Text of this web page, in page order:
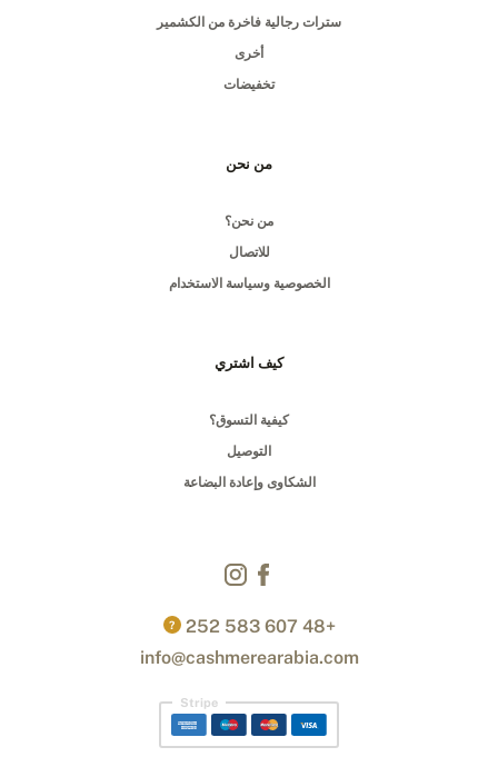
سترات رجالية فاخرة من الكشمير
أخرى
تخفيضات
من نحن
من نحن؟
للاتصال
الخصوصية وسياسة الاستخدام
كيف اشتري
كيفية التسوق؟
التوصيل
الشكاوى وإعادة البضاعة
+48 607 583 252
?
info@cashmerearabia.com
Stripe